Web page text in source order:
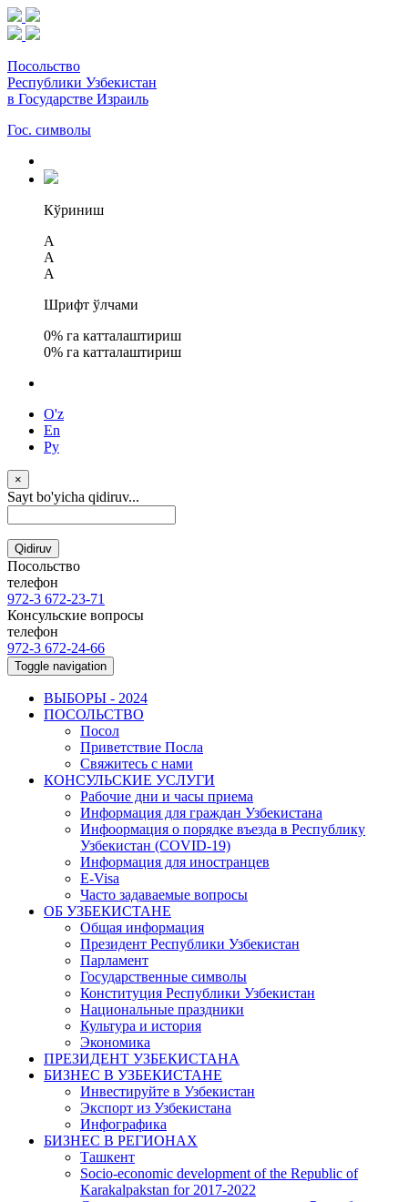
Посольство
Республики Узбекистан
в Государстве Израиль
Гос. символы
Кўриниш
A
A
A
Шрифт ўлчами
0% га катталаштириш
0% га катталаштириш
O'z
En
Ру
×
Sayt bo'yicha qidiruv...
Qidiruv
Посольство
телефон
972-3 672-23-71
Консульские вопросы
телефон
972-3 672-24-66
Toggle navigation
ВЫБОРЫ - 2024
ПОСОЛЬСТВО
Посол
Приветствие Посла
Свяжитесь с нами
КОНСУЛЬСКИЕ УСЛУГИ
Рабочие дни и часы приема
Информация для граждан Узбекистана
Инфоормация о порядке въезда в Республику
Узбекистан (COVID-19)
Информация для иностранцев
E-Visa
Часто задаваемые вопросы
ОБ УЗБЕКИСТАНЕ
Общая информация
Президент Республики Узбекистан
Парламент
Государственные символы
Конституция Республики Узбекистан
Национальные праздники
Культура и история
Экономика
ПРЕЗИДЕНТ УЗБЕКИСТАНА
БИЗНЕС В УЗБЕКИСТАНЕ
Инвестируйте в Узбекистан
Экспорт из Узбекистана
Инфографика
БИЗНЕС В РЕГИОНАХ
Ташкент
Socio-economic development of the Republic of
Karakalpakstan for 2017-2022